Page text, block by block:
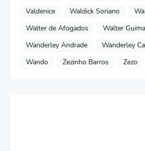
Valdenice
Waldick Soriano
Walter de Afogados
Walter
Wanderley Andrade
Wanderley
Wando
Zezinho Barros Zezo